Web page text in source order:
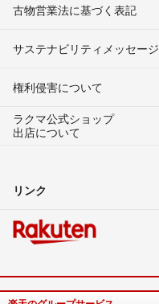
古物営業法に基づく表記
サステナビリティメッセージ
権利侵害について
ラクマ公式ショップ
出店について
リンク